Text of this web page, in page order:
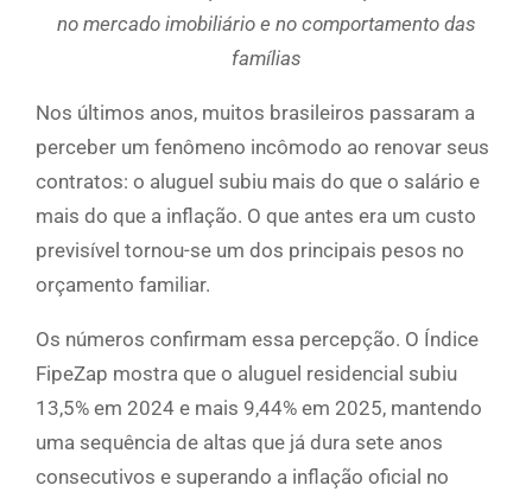
no mercado imobiliário e no comportamento das
famílias
Nos últimos anos, muitos brasileiros passaram a
perceber um fenômeno incômodo ao renovar seus
contratos: o aluguel subiu mais do que o salário e
mais do que a inflação. O que antes era um custo
previsível tornou-se um dos principais pesos no
orçamento familiar.
Os números confirmam essa percepção. O Índice
FipeZap mostra que o aluguel residencial subiu
13,5% em 2024 e mais 9,44% em 2025, mantendo
uma sequência de altas que já dura sete anos
consecutivos e superando a inflação oficial no